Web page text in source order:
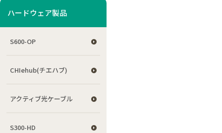
ハードウェア製品
S600-OP
CHIehub(チエハブ)
アクティブ光ケーブル
S300-HD